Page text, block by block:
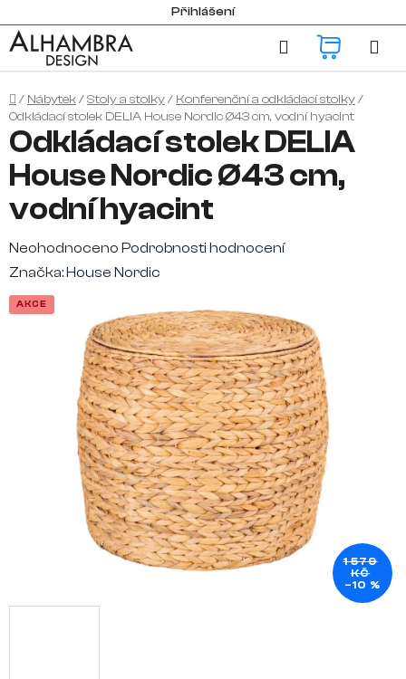
na
obsah
Přihlášení
Hledat
Domů
/ Nábytek/Stoly a stolky/ Konferenční a odkládací stolky/
Odkládací stolek DELIA House Nordic Ø43 cm, vodní hyacint
Odkládací stolek DELIA
House Nordic Ø43 cm,
vodní hyacint
Průměrné
hodnocení
produktu
hvězdiček.
Neohodnoceno Podrobnosti hodnocení
Značka:House Nordic
AKCE
1 579
KČ
–10 %